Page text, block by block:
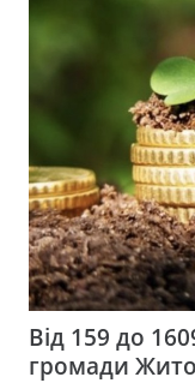
Від 159 до
громади